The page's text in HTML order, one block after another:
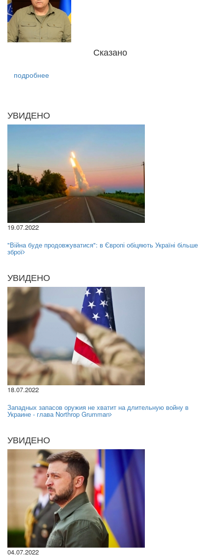
Сказано
подробнее
УВИДЕНО
19.07.2022
"Війна буде продовжуватися": в Європі обіцяють Україні більше
зброї
УВИДЕНО
18.07.2022
Западных запасов оружия не хватит на длительную войну в
Украине - глава Northrop Grumman
УВИДЕНО
04.07.2022